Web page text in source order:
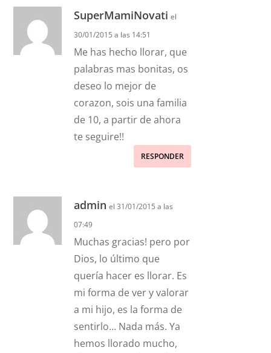
SuperMamiNovati el
30/01/2015 a las 14:51
Me has hecho llorar, que
palabras mas bonitas, os
deseo lo mejor de
corazon, sois una familia
de 10, a partir de ahora
te seguire!!
RESPONDER
admin el 31/01/2015 a las
07:49
Muchas gracias! pero por
Dios, lo último que
quería hacer es llorar. Es
mi forma de ver y valorar
a mi hijo, es la forma de
sentirlo… Nada más. Ya
hemos llorado mucho,